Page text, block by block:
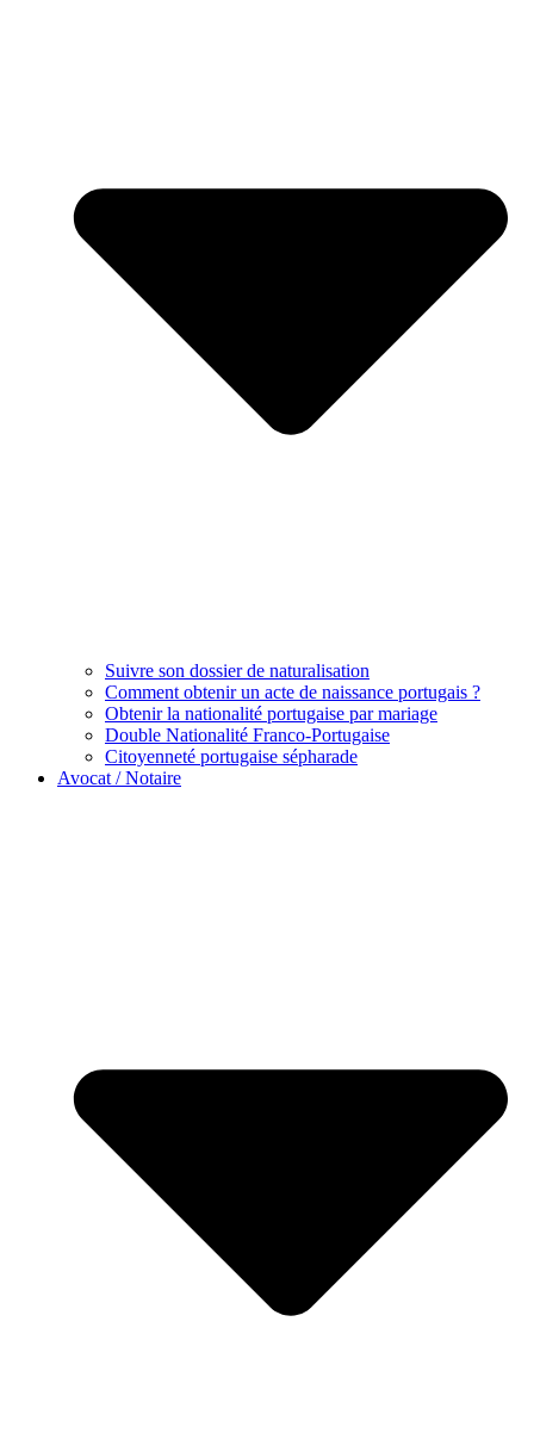
Suivre son dossier de naturalisation
Comment obtenir un acte de naissance portugais ?
Obtenir la nationalité portugaise par mariage
Double Nationalité Franco-Portugaise
Citoyenneté portugaise sépharade
Avocat / Notaire